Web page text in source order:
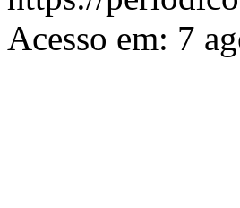
Acesso em: 7